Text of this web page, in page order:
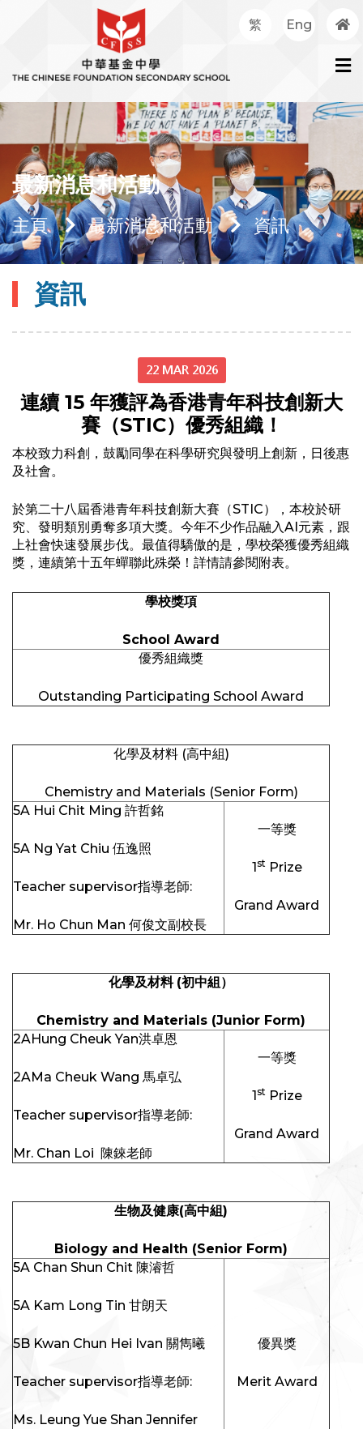
繁 Eng
最新消息和活動
主頁 最新消息和活動 資訊
資訊
22 MAR 2026
連續 15 年獲評為香港青年科技創新大
賽（STIC）優秀組織！
本校致力科創，鼓勵同學在科學研究與發明上創新，日後惠
及社會。
於第二十八屆香港青年科技創新大賽（STIC），本校於研
究、發明類別勇奪多項大獎。今年不少作品融入AI元素，跟
上社會快速發展步伐。最值得驕傲的是，學校榮獲優秀組織
獎，連續第十五年蟬聯此殊榮！詳情請參閱附表。
學校獎項
School Award
優秀組織獎
Outstanding Participating School Award
化學及材料 (高中組)
Chemistry and Materials (Senior Form)
5A Hui Chit Ming 許哲銘
5A Ng Yat Chiu 伍逸照
Teacher supervisor指導老師:
Mr. Ho Chun Man 何俊文副校長
一等獎
1 stPrize
Grand Award
化學及材料 (初中組）
Chemistry and Materials (Junior Form)
2AHung Cheuk Yan洪卓恩
2AMa Cheuk Wang 馬卓弘
Teacher supervisor指導老師:
Mr. Chan Loi 陳錸老師
一等獎
1 stPrize
Grand Award
生物及健康(高中組)
Biology and Health (Senior Form)
5A Chan Shun Chit 陳濬哲
5A Kam Long Tin 甘朗天
5B Kwan Chun Hei Ivan 關雋曦
Teacher supervisor指導老師:
Ms. Leung Yue Shan Jennifer
優異獎
Merit Award